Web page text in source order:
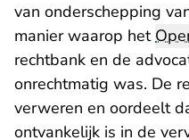
van onderschepping
manier waarop het
rechtbank en de
onrechtmatig was. De
verweren en oordeelt
ontvankelijk is in de